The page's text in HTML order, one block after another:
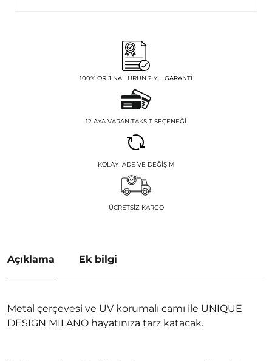
100% ORIJINAL ÜRÜN 2 YIL GARANTI
12 AYA VARAN TAKSIT SEÇENEĞI
KOLAY İADE VE DEĞIŞIM
ÜCRETSIZ KARGO
Açıklama Ek bilgi
Metal çerçevesi ve UV korumalı camı ile UNIQUE
DESIGN MILANO hayatınıza tarz katacak.